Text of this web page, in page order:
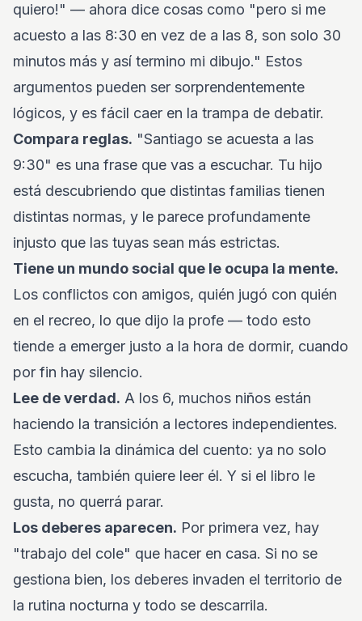
quiero!" — ahora dice cosas como "pero si me
acuesto a las 8:30 en vez de a las 8, son solo 30
minutos más y así termino mi dibujo." Estos
argumentos pueden ser sorprendentemente
lógicos, y es fácil caer en la trampa de debatir.
Compara reglas. "Santiago se acuesta a las
9:30" es una frase que vas a escuchar. Tu hijo
está descubriendo que distintas familias tienen
distintas normas, y le parece profundamente
injusto que las tuyas sean más estrictas.
Tiene un mundo social que le ocupa la mente.
Los conflictos con amigos, quién jugó con quién
en el recreo, lo que dijo la profe — todo esto
tiende a emerger justo a la hora de dormir, cuando
por fin hay silencio.
Lee de verdad. A los 6, muchos niños están
haciendo la transición a lectores independientes.
Esto cambia la dinámica del cuento: ya no solo
escucha, también quiere leer él. Y si el libro le
gusta, no querrá parar.
Los deberes aparecen. Por primera vez, hay
"trabajo del cole" que hacer en casa. Si no se
gestiona bien, los deberes invaden el territorio de
la rutina nocturna y todo se descarrila.